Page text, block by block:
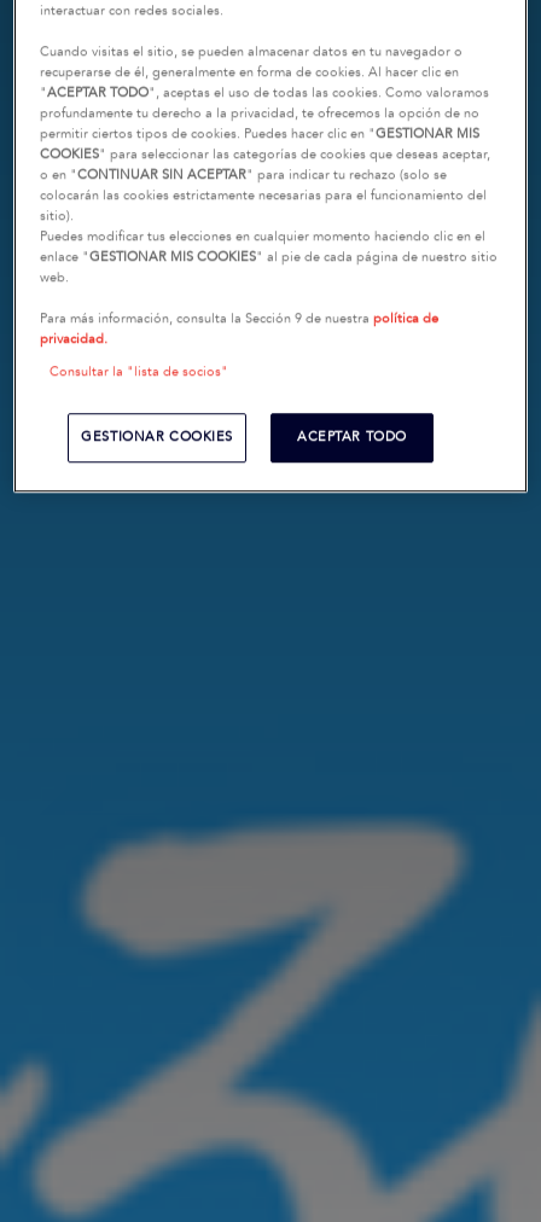
interactuar con redes sociales.
Cuando visitas el sitio, se pueden almacenar datos en tu navegador o
recuperarse de él, generalmente en forma de cookies. Al hacer clic en
"ACEPTAR TODO", aceptas el uso de todas las cookies. Como valoramos
profundamente tu derecho a la privacidad, te ofrecemos la opción de no
permitir ciertos tipos de cookies. Puedes hacer clic en "GESTIONAR MIS
COOKIES" para seleccionar las categorías de cookies que deseas aceptar,
o en "CONTINUAR SIN ACEPTAR" para indicar tu rechazo (solo se
colocarán las cookies estrictamente necesarias para el funcionamiento del
sitio).
Puedes modificar tus elecciones en cualquier momento haciendo clic en el
enlace "GESTIONAR MIS COOKIES" al pie de cada página de nuestro sitio
web.
Para más información, consulta la Sección 9 de nuestrapolítica de
privacidad.
Consultar la "lista de socios"
GESTIONAR COOKIES ACEPTAR TODO